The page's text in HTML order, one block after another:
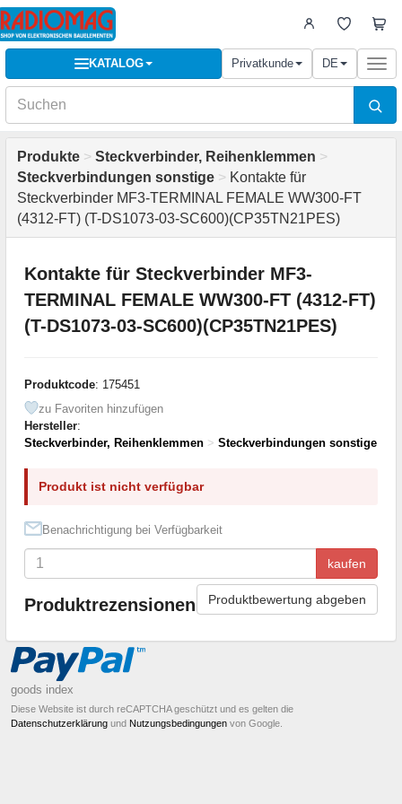
KATALOG Privatkunde DE
Produkte > Steckverbinder, Reihenklemmen >
Steckverbindungen sonstige > Kontakte für
Steckverbinder MF3-TERMINAL FEMALE WW300-FT
(4312-FT) (T-DS1073-03-SC600)(CP35TN21PES)
Kontakte für Steckverbinder MF3-
TERMINAL FEMALE WW300-FT (4312-FT)
(T-DS1073-03-SC600)(CP35TN21PES)
Produktcode: 175451
zu Favoriten hinzufügen
Hersteller:
Steckverbinder, Reihenklemmen > Steckverbindungen sonstige
Produkt ist nicht verfügbar
Benachrichtigung bei Verfügbarkeit
kaufen
Produktrezensionen Produktbewertung abgeben
goods index
Diese Website ist durch reCAPTCHA geschützt und es gelten die
Datenschutzerklärung und Nutzungsbedingungen von Google.